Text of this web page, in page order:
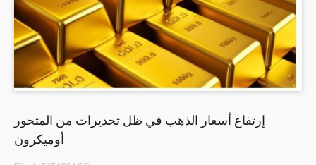
إرتفاع أسعار الذهب في ظل تحذيرات من المتحور
أوميكرون